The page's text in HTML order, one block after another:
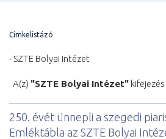
Cimkelistázó
- SZTE Bolyai Intézet
A(z) "SZTE Bolyai Intézet" kifejezés
250. évét ünnepli a szegedi
Emléktábla az SZTE Bolyai